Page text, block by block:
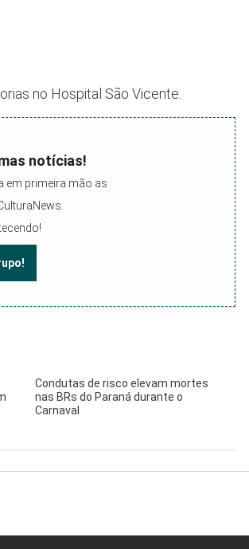
no Hospital São Vicente.
notícias!
em primeira mão as
Condutas de risco elevam mortes
nas BRs do Paraná durante o
Carnaval